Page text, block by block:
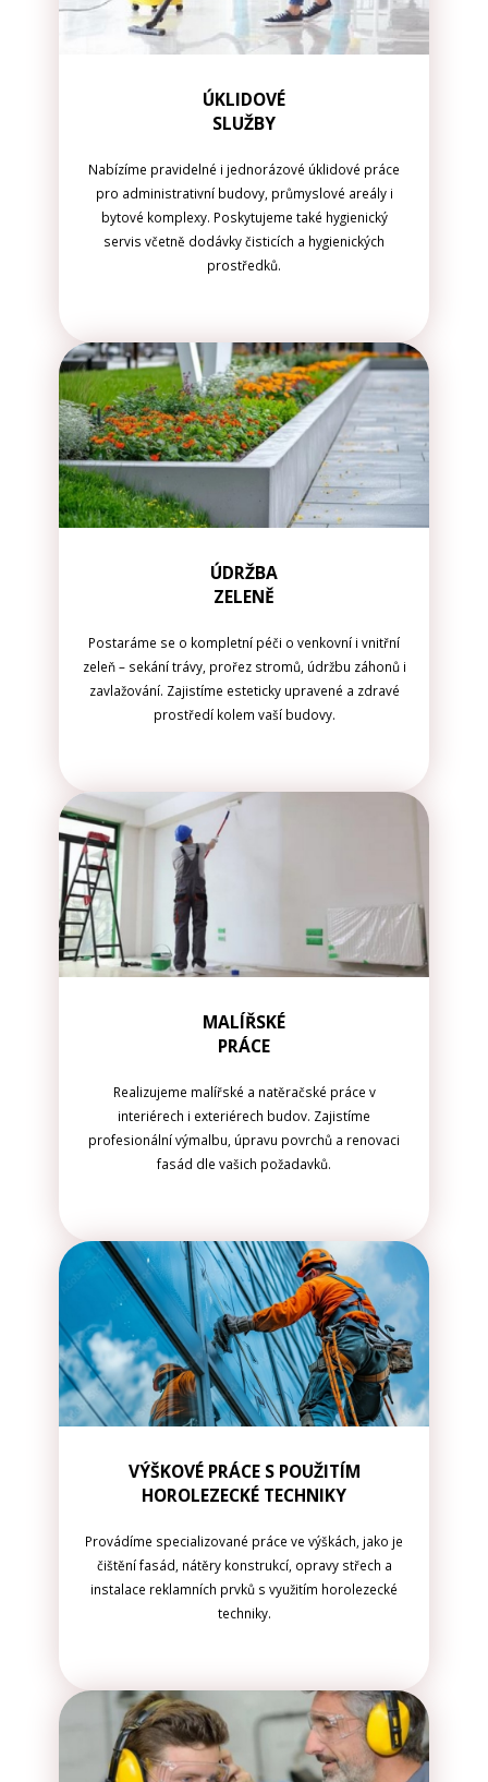
ÚKLIDOVÉ
SLUŽBY
Nabízíme pravidelné i jednorázové úklidové práce
pro administrativní budovy, průmyslové areály i
bytové komplexy. Poskytujeme také hygienický
servis včetně dodávky čisticích a hygienických
prostředků.
ÚDRŽBA
ZELENĚ
Postaráme se o kompletní péči o venkovní i vnitřní
zeleň – sekání trávy, prořez stromů, údržbu záhonů i
zavlažování. Zajistíme esteticky upravené a zdravé
prostředí kolem vaší budovy.
MALÍŘSKÉ
PRÁCE
Realizujeme malířské a natěračské práce v
interiérech i exteriérech budov. Zajistíme
profesionální výmalbu, úpravu povrchů a renovaci
fasád dle vašich požadavků.
VÝŠKOVÉ PRÁCE S POUŽITÍM
HOROLEZECKÉ TECHNIKY
Provádíme specializované práce ve výškách, jako je
čištění fasád, nátěry konstrukcí, opravy střech a
instalace reklamních prvků s využitím horolezecké
techniky.